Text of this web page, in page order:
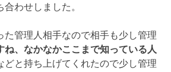
わせしました。
た管理人相手なので相手も少し管理
ね、なかなかここまで知っている人
どと持ち上げてくれたので少し管理